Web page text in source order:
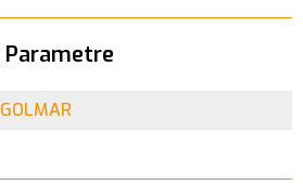
Parametre
GOLMAR